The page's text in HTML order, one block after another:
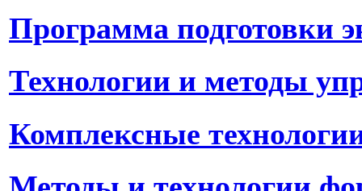
Программа подготовки
Технологии и методы
Комплексные